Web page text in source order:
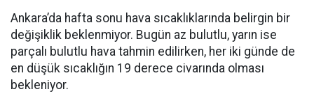
Ankara’da hafta sonu hava sıcaklıklarında belirgin bir
değişiklik beklenmiyor. Bugün az bulutlu, yarın ise
parçalı bulutlu hava tahmin edilirken, her iki günde de
en düşük sıcaklığın 19 derece civarında olması
bekleniyor.